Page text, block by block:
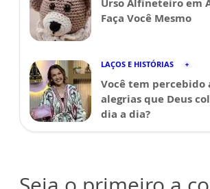
Urso Alfineteiro em
Faça Você Mesmo
LAÇOS E HISTÓRIAS
Você tem percebido
alegrias que Deus
dia a dia?